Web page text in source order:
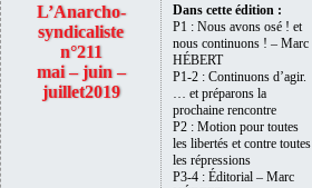
L’Anarcho-
syndicaliste
n°211
mai – juin –
juillet2019
Dans cette édition :
P1 : Nous avons osé ! et
nous continuons ! – Marc
HÉBERT
P1-2 : Continuons d’agir.
… et préparons la
prochaine rencontre
P2 : Motion pour toutes
les libertés et contre toutes
les répressions
P3-4 : Éditorial – Marc